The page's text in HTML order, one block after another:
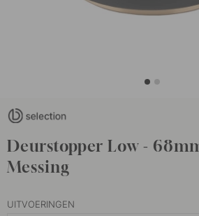
Deurstopper Low -
Messing
UITVOERINGEN